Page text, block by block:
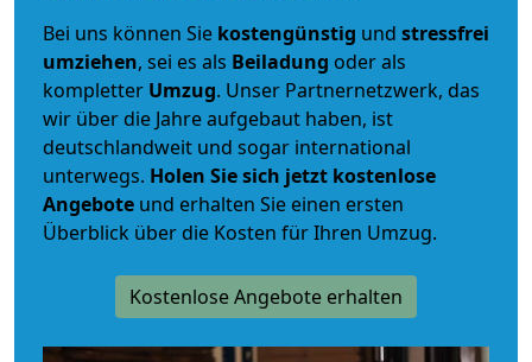
Bei uns können Sie kostengünstig und stressfrei
umziehen, sei es als Beiladung oder als
kompletter Umzug. Unser Partnernetzwerk, das
wir über die Jahre aufgebaut haben, ist
deutschlandweit und sogar international
unterwegs. Holen Sie sich jetzt kostenlose
Angebote und erhalten Sie einen ersten
Überblick über die Kosten für Ihren Umzug.
Kostenlose Angebote erhalten